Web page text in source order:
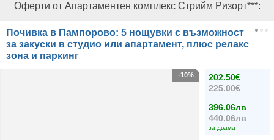
Оферти от Апартаментен комплекс Стрийм Ризорт***:
Почивка в Пампорово: 5 нощувки с възможност
за закуски в студио или апартамент, плюс релакс
зона и паркинг
202.50€
225.00€
396.06лв
440.06лв
за двама
-10%